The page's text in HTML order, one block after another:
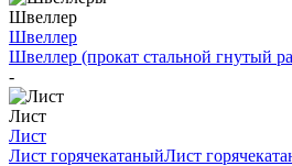
Швеллер
Швеллер
Швеллер (прокат стальной гнутый
-
Лист
Лист
Лист горячекатаныйЛист